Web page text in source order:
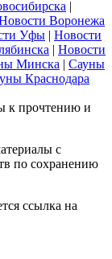
|
Воронежа
Уфы | Новости
| Новости
Минска | Сауны
Краснодара
к прочтению и
с
по сохранению
ссылка на